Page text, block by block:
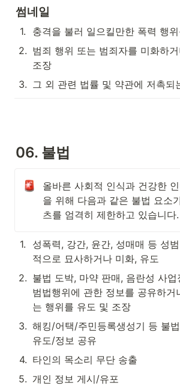
썸네일
1.
충격을 불러 일으킬만한 폭력 행
2. 범죄 행위 또는 범죄자를 미화하
조장
3. 그 외 관련 법률 및 약관에 저촉되
06. 불법
올바른 사회적 인식과 건강한
을 위해 다음과 같은 불법 요소
츠를 엄격히 제한하고 있습니다.
1.
성폭력, 강간, 윤간, 성매매 등 성
적으로 묘사하거나 미화, 유도
2. 불법 도박, 마약 판매, 음란성 사
범법행위에 관한 정보를 공유하거
는 행위를 유도 및 조장
3. 해킹/어택/주민등록생성기 등 불
유도/정보 공유
4. 타인의 목소리 무단 송출
5. 개인 정보 게시/유포